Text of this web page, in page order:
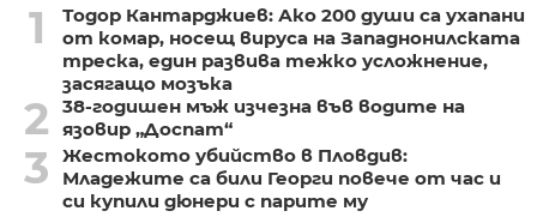
1
Тодор Кантарджиев: Ако 200 души са ухапани
от комар, носещ вируса на Западнонилската
треска, един развива тежко усложнение,
засягащо мозъка
2
38-годишен мъж изчезна във водите на
язовир „Доспат“
3
Жестокото убийство в Пловдив:
Младежите са били Георги повече от час и
си купили дюнери с парите му